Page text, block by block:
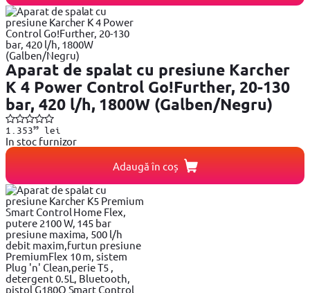
Aparat de spalat cu presiune Karcher
K 4 Power Control Go!Further, 20-130
bar, 420 l/h, 1800W (Galben/Negru)
1.35399lei
In stoc furnizor
Adaugă în coș